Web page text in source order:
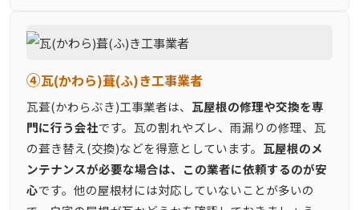
④瓦(かわら)葺(ふ)き工事業者
瓦葺(かわらぶき)工事業者は、 瓦屋根の修理や交換を専
門に行う会社です。瓦の割れやズレ、雨漏りの修理、瓦
の葺き替え(交換)などを得意としています。 瓦屋根のメ
ンテナンスが必要な場合は、この業者に依頼するのが安
心です。他の屋根材には対応していないことが多いの